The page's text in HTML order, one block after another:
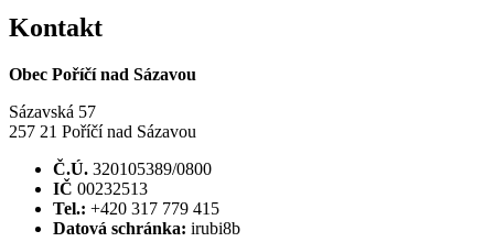
Kontakt
Obec Poříčí nad Sázavou
Sázavská 57
257 21 Poříčí nad Sázavou
Č.Ú. 320105389/0800
IČ 00232513
Tel.: +420 317 779 415
Datová schránka: irubi8b